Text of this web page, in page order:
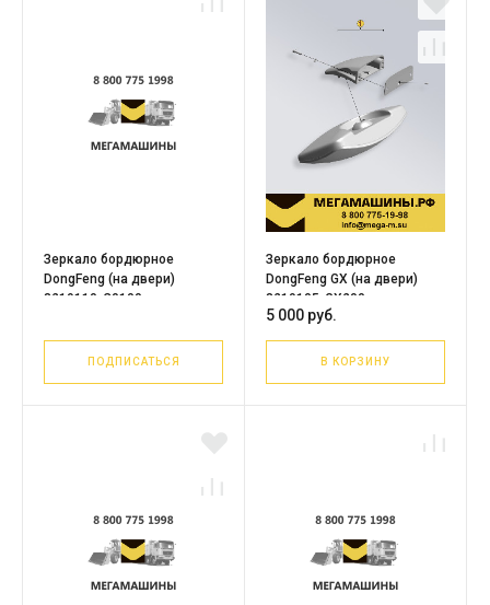
Зеркало бордюрное
DongFeng (на двери)
8219110-C0100
ПОДПИСАТЬСЯ
Зеркало бордюрное
DongFeng GX (на двери)
8219105-GX200
5 000 руб.
В КОРЗИНУ